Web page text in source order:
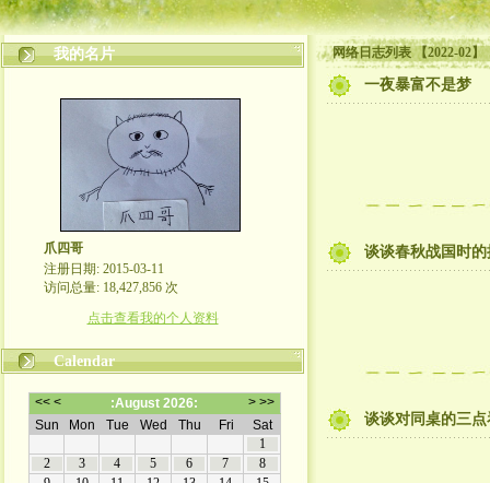
我的名片
爪四哥
注册日期: 2015-03-11
访问总量: 18,427,856 次
点击查看我的个人资料
Calendar
网络日志列表 【2022-02】
一夜暴富不是梦
谈谈春秋战国时
谈谈对同桌的三点